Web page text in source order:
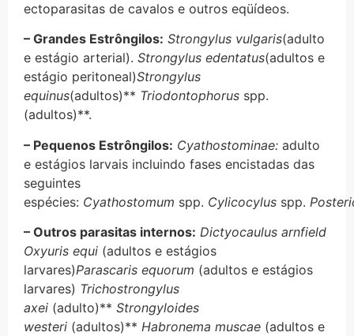
ectoparasitas de cavalos e outros eqüídeos.
– Grandes Estrôngilos: Strongylus vulgaris(adulto
e estágio arterial). Strongylus edentatus(adultos e
estágio peritoneal)Strongylus
equinus(adultos)** Triodontophorus spp.
(adultos)**.
– Pequenos Estrôngilos: Cyathostominae: adulto
e estágios larvais incluindo fases encistadas das
seguintes
espécies: Cyathostomum spp. Cylicocylus spp.
– Outros parasitas internos: Dictyocaulus arnfield
Oxyuris equi (adultos e estágios
larvares)Parascaris equorum (adultos e estágios
larvares) Trichostrongylus
axei (adulto)** Strongyloides
westeri (adultos)** Habronema muscae (adultos e